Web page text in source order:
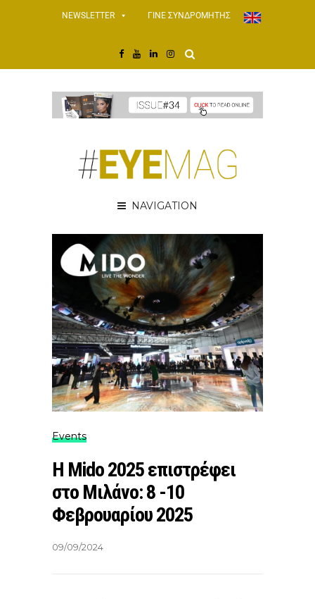
NEWSLETTER ΓΙΝΕ ΣΥΝΔΡΟΜΗΤΗΣ
NAVIGATION
Events
Η Mido 2025 επιστρέφει
στο Μιλάνο: 8 -10
Φεβρουαρίου 2025
09/09/2024